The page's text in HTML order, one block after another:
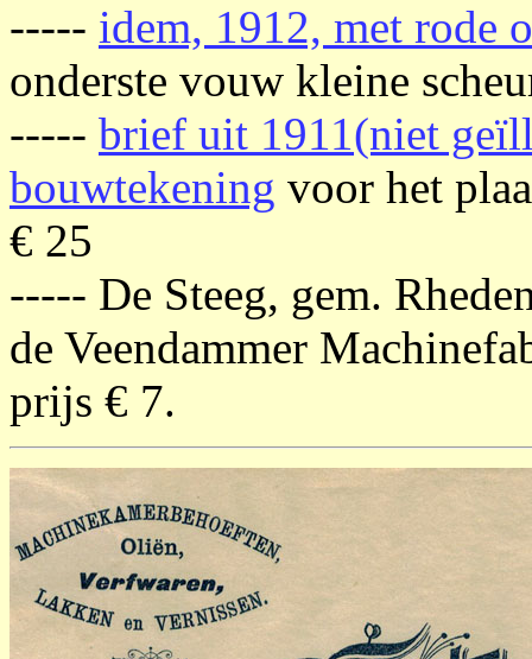
----- idem, 1912, met rode
onderste vouw kleine
----- brief uit 1911(niet
bouwtekening voor het
€ 25
----- De Steeg, gem.
de Veendammer
prijs € 7.